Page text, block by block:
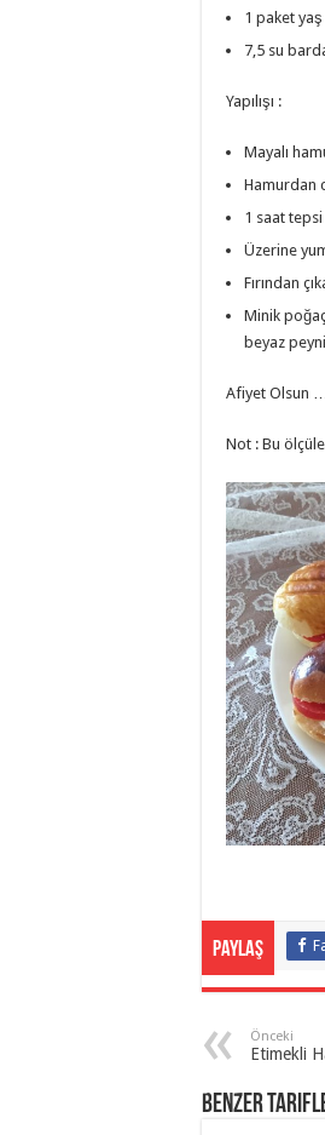
1 paket
7,5 su
Yapılışı :
Mayalı
Hamurdan
1 saat
Üzerine
Fırından
Minik
beyaz
Afiyet Olsun
Not : Bu
Paylaş
Önceki
Etimekli
Benzer